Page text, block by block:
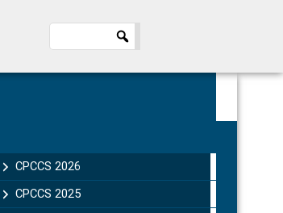
Sidebar
CPCCS 2026
CPCCS 2025